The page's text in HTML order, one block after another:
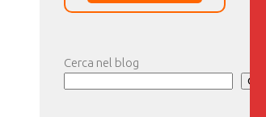
Cerca nel blog